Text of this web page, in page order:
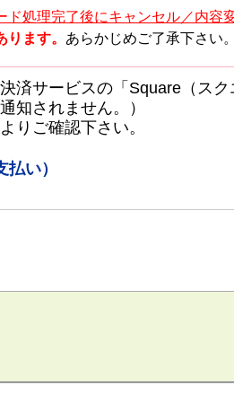
ド処理完了後にキャンセル／内容
ます。 あらかじめご了承下さい。
済サービスの「Square（スク
知されません。）
りご確認下さい。
い）